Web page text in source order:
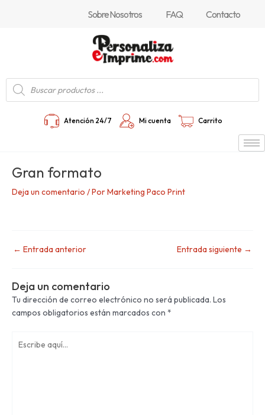
Sobre Nosotros FAQ Contacto
Búsqueda
de
productos
Atención 24/7 Mi cuenta Carrito
Gran formato
Deja un comentario / PorMarketing Paco Print
← Entrada anterior Entrada siguiente →
Deja un comentario
Tu dirección de correo electrónico no será publicada. Los
campos obligatorios están marcados con *
aquí...